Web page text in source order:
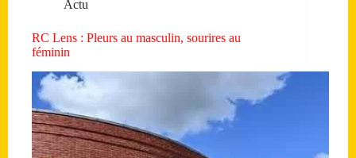
Actu
RC Lens : Pleurs au masculin, sourires au
féminin